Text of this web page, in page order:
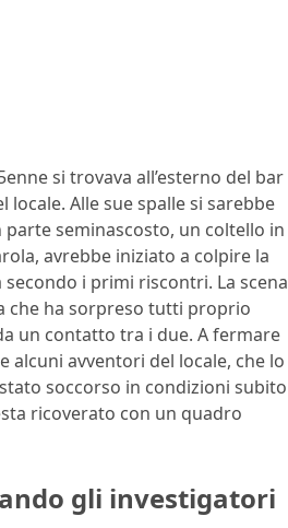
si trovava all’esterno del bar
Alle sue spalle si sarebbe
seminascosto, un coltello in
avrebbe iniziato a colpire la
i primi riscontri. La scena
che ha sorpreso tutti proprio
un contatto tra i due. A fermare
alcuni avventori del locale, che lo
soccorso in condizioni subito
ricoverato con un quadro
gli investigatori